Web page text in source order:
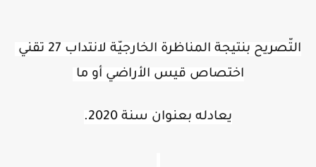
التّصريح بنتيجة المناظرة الخارجيّة لانتداب 27 تقني
اختصاص قيس الأراضي أو ما
يعادله بعنوان سنة 2020.